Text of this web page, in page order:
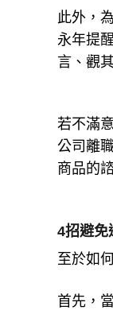
此外，
永年提
言、觀
若不滿
公司離
商品的
4招避免
至於如
首先，